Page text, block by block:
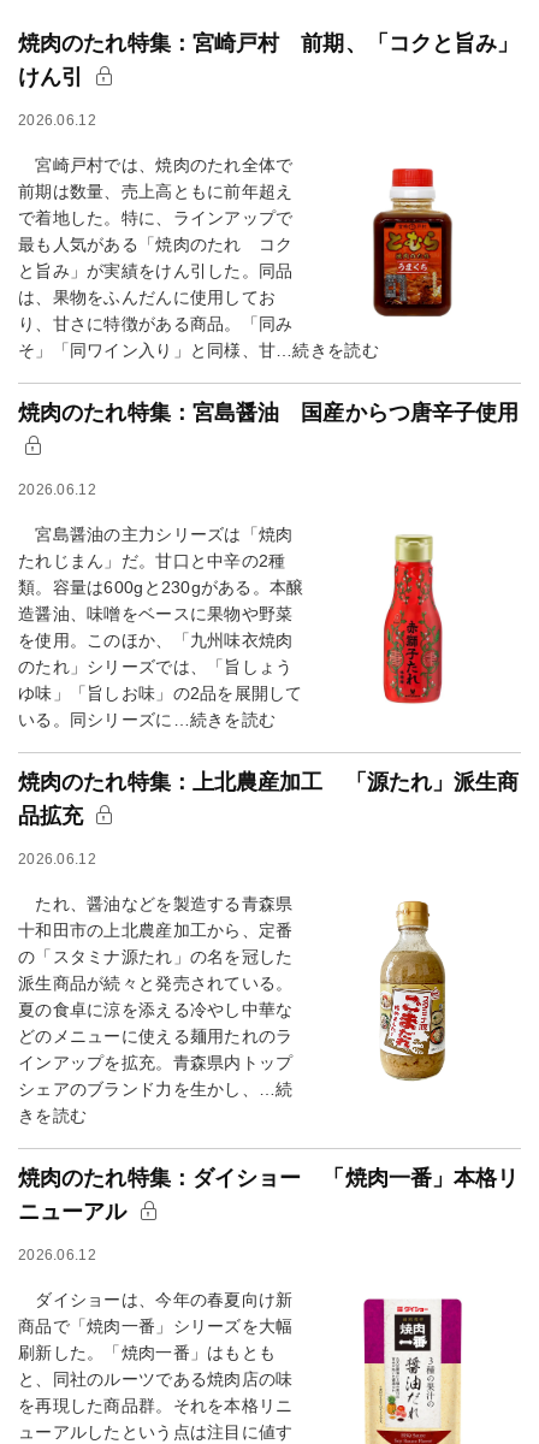
焼肉のたれ特集：宮崎戸村 前期、「コクと旨み」
けん引
2026.06.12
宮崎戸村では、焼肉のたれ全体で
前期は数量、売上高ともに前年超え
で着地した。特に、ラインアップで
最も人気がある「焼肉のたれ コク
と旨み」が実績をけん引した。同品
は、果物をふんだんに使用してお
り、甘さに特徴がある商品。「同み
そ」「同ワイン入り」と同様、甘…続きを読む
焼肉のたれ特集：宮島醤油 国産からつ唐辛子使用
2026.06.12
宮島醤油の主力シリーズは「焼肉
たれじまん」だ。甘口と中辛の2種
類。容量は600gと230gがある。本醸
造醤油、味噌をベースに果物や野菜
を使用。このほか、「九州味衣焼肉
のたれ」シリーズでは、「旨しょう
ゆ味」「旨しお味」の2品を展開して
いる。同シリーズに…続きを読む
焼肉のたれ特集：上北農産加工 「源たれ」派生商
品拡充
2026.06.12
たれ、醤油などを製造する青森県
十和田市の上北農産加工から、定番
の「スタミナ源たれ」の名を冠した
派生商品が続々と発売されている。
夏の食卓に涼を添える冷やし中華な
どのメニューに使える麺用たれのラ
インアップを拡充。青森県内トップ
シェアのブランド力を生かし、…続
きを読む
焼肉のたれ特集：ダイショー 「焼肉一番」本格リ
ニューアル
2026.06.12
ダイショーは、今年の春夏向け新
商品で「焼肉一番」シリーズを大幅
刷新した。「焼肉一番」はもとも
と、同社のルーツである焼肉店の味
を再現した商品群。それを本格リニ
ューアルしたという点は注目に値す